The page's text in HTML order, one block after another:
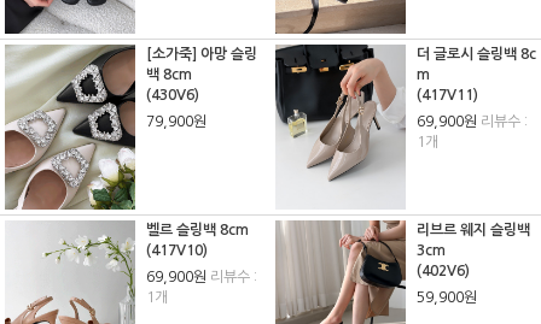
[소가죽] 아망 슬링
백 8cm
(430V6)
79,900원
더 글로시 슬링백 8c
m
(417V11)
69,900원 리뷰수 :
1개
벨르 슬링백 8cm
(417V10)
69,900원 리뷰수 :
1개
리브르 웨지 슬링백
3cm
(402V6)
59,900원